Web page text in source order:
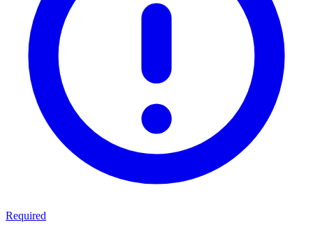
Required